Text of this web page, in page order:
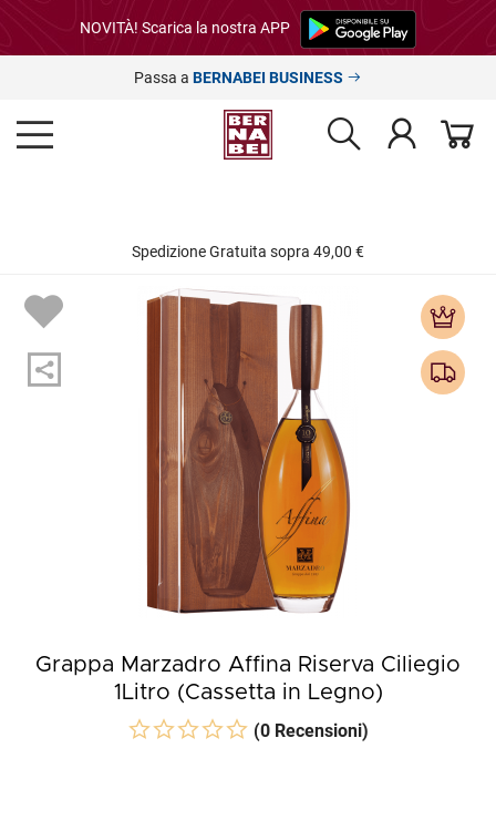
NOVITÀ! Scarica la nostra APP
Passa a BERNABEI BUSINESS
Spedizione Gratuita sopra 49,00 €
Grappa Marzadro Affina Riserva Ciliegio
1Litro (Cassetta in Legno)
(0 Recensioni)